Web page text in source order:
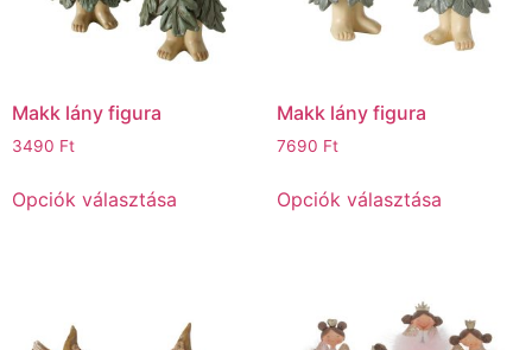
Makk lány figura
3490 Ft
Opciók választása
Makk lány figura
7690 Ft
Opciók választása